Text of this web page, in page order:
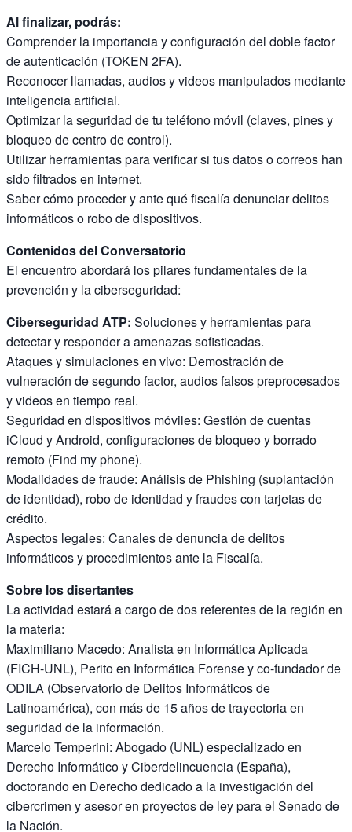
Al finalizar, podrás:
Comprender la importancia y configuración del doble factor
de autenticación (TOKEN 2FA).
Reconocer llamadas, audios y videos manipulados mediante
inteligencia artificial.
Optimizar la seguridad de tu teléfono móvil (claves, pines y
bloqueo de centro de control).
Utilizar herramientas para verificar si tus datos o correos han
sido filtrados en internet.
Saber cómo proceder y ante qué fiscalía denunciar delitos
informáticos o robo de dispositivos.
Contenidos del Conversatorio
El encuentro abordará los pilares fundamentales de la
prevención y la ciberseguridad:
Ciberseguridad ATP: Soluciones y herramientas para
detectar y responder a amenazas sofisticadas.
Ataques y simulaciones en vivo: Demostración de
vulneración de segundo factor, audios falsos preprocesados
y videos en tiempo real.
Seguridad en dispositivos móviles: Gestión de cuentas
iCloud y Android, configuraciones de bloqueo y borrado
remoto (Find my phone).
Modalidades de fraude: Análisis de Phishing (suplantación
de identidad), robo de identidad y fraudes con tarjetas de
crédito.
Aspectos legales: Canales de denuncia de delitos
informáticos y procedimientos ante la Fiscalía.
Sobre los disertantes
La actividad estará a cargo de dos referentes de la región en
la materia:
Maximiliano Macedo: Analista en Informática Aplicada
(FICH-UNL), Perito en Informática Forense y co-fundador de
ODILA (Observatorio de Delitos Informáticos de
Latinoamérica), con más de 15 años de trayectoria en
seguridad de la información.
Marcelo Temperini: Abogado (UNL) especializado en
Derecho Informático y Ciberdelincuencia (España),
doctorando en Derecho dedicado a la investigación del
cibercrimen y asesor en proyectos de ley para el Senado de
la Nación.